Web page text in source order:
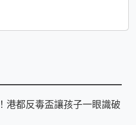
港都反毒盃讓孩子一眼識破